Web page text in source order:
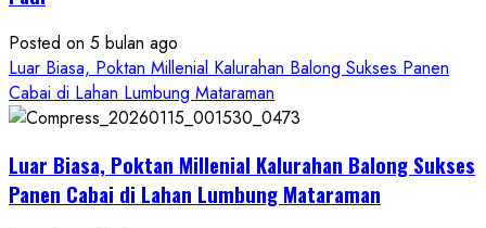
Singkong
Wujudkan
Ketahanan
Pangan
Petani
Posted on 5 bulan ago
Luar Biasa, Poktan Millenial Kalurahan Balong Sukses Panen
Cabai di Lahan Lumbung Mataraman
Luar Biasa, Poktan Millenial Kalurahan Balong Sukses
Panen Cabai di Lahan Lumbung Mataraman